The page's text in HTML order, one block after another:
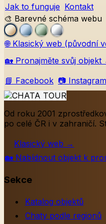
Jak to funguje Kontakt
🎨 Barevné schéma webu
🌐 Klasický web (původní
🏡 Pronajměte svůj objekt
📘 Facebook 📷 Instagram
Od roku 2001
po celé ČR i v zahraničí.
Klasický web →
🏡 Nabídnout objekt k
Sekce
Katalog objektů
Chaty podle regionů